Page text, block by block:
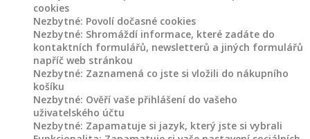
cookies
Nezbytné: Povolí dočasné cookies
Nezbytné: Shromáždí informace, které zadáte do
kontaktních formulářů, newsletterů a jiných formulářů
napříč web stránkou
Nezbytné: Zaznamená co jste si vložili do nákupního
košíku
Nezbytné: Ověří vaše přihlášení do vašeho
uživatelského účtu
Nezbytné: Zapamatuje si jazyk, který jste si vybrali